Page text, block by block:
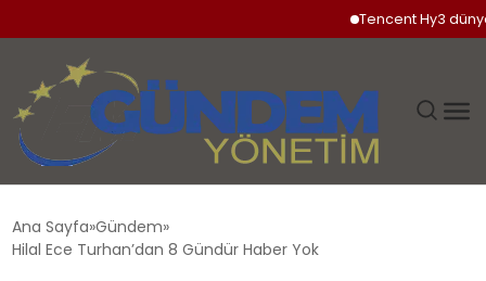
Tencent Hy3 dünya
Ana Sayfa Gündem
Hilal Ece Turhan’dan 8 Gündür Haber Yok